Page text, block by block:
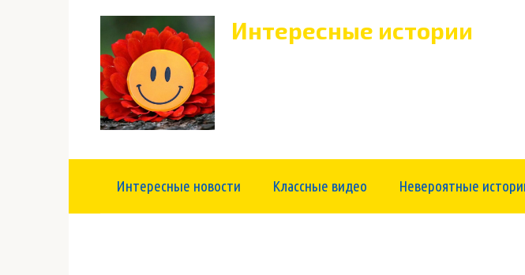
Интересные истории
Интересные новости Классные видео Невероятные